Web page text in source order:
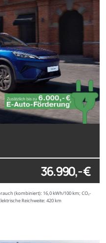
36.990,- €
(kombiniert): 16,0 kWh/100 km; CO₂-
Reichweite: 420 km